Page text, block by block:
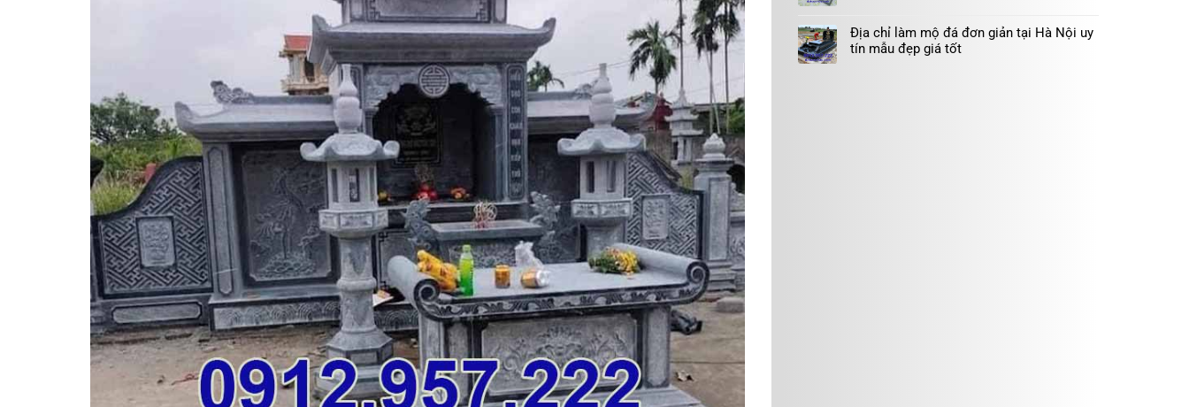
Địa chỉ làm mộ đá đơn giản tại Hà Nội uy
tín mẫu đẹp giá tốt